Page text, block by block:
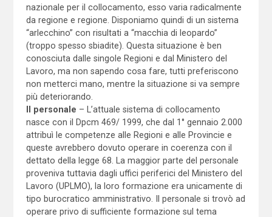
nazionale per il collocamento, esso varia radicalmente
da regione e regione. Disponiamo quindi di un sistema
“arlecchino” con risultati a “macchia di leopardo”
(troppo spesso sbiadite). Questa situazione è ben
conosciuta dalle singole Regioni e dal Ministero del
Lavoro, ma non sapendo cosa fare, tutti preferiscono
non metterci mano, mentre la situazione si va sempre
più deteriorando.
Il personale – L’attuale sistema di collocamento
nasce con il Dpcm 469/ 1999, che dal 1° gennaio 2.000
attribuì le competenze alle Regioni e alle Provincie e
queste avrebbero dovuto operare in coerenza con il
dettato della legge 68. La maggior parte del personale
proveniva tuttavia dagli uffici periferici del Ministero del
Lavoro (UPLMO), la loro formazione era unicamente di
tipo burocratico amministrativo. Il personale si trovò ad
operare privo di sufficiente formazione sul tema